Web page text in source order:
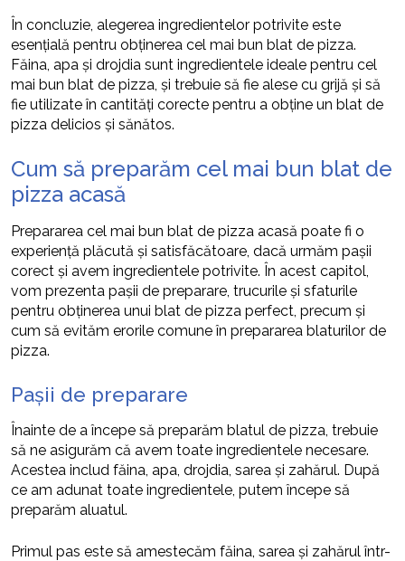
În concluzie, alegerea ingredientelor potrivite este
esențială pentru obținerea cel mai bun blat de pizza.
Făina, apa și drojdia sunt ingredientele ideale pentru cel
mai bun blat de pizza, și trebuie să fie alese cu grijă și să
fie utilizate în cantități corecte pentru a obține un blat de
pizza delicios și sănătos.
Cum să preparăm cel mai bun blat de
pizza acasă
Prepararea cel mai bun blat de pizza acasă poate fi o
experiență plăcută și satisfăcătoare, dacă urmăm pașii
corect și avem ingredientele potrivite. În acest capitol,
vom prezenta pașii de preparare, trucurile și sfaturile
pentru obținerea unui blat de pizza perfect, precum și
cum să evităm erorile comune în prepararea blaturilor de
pizza.
Pașii de preparare
Înainte de a începe să preparăm blatul de pizza, trebuie
să ne asigurăm că avem toate ingredientele necesare.
Acestea includ făina, apa, drojdia, sarea și zahărul. După
ce am adunat toate ingredientele, putem începe să
preparăm aluatul.
Primul pas este să amestecăm făina, sarea și zahărul într-